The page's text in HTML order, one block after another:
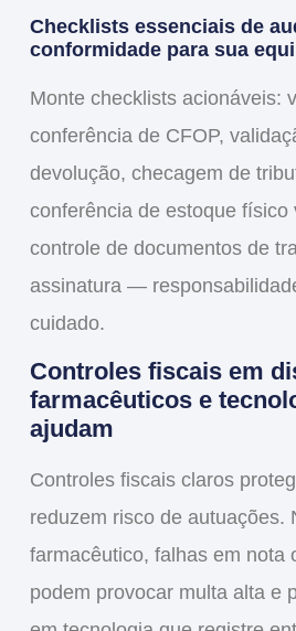
Checklists essenciais de
conformidade para sua
Monte checklists acionáveis:
conferência de CFOP,
devolução, checagem de
conferência de estoque físico
controle de documentos de
assinatura —
cuidado.
Controles fiscais em
farmacêuticos e
ajudam
Controles fiscais claros
reduzem risco de autuações.
farmacêutico, falhas em nota
podem provocar multa alta e